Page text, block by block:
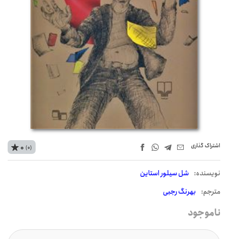
اشتراک‌ گذاری
نويسنده: شل سیلور استاین
مترجم: بهرنگ رجبی
0 (0)
ناموجود